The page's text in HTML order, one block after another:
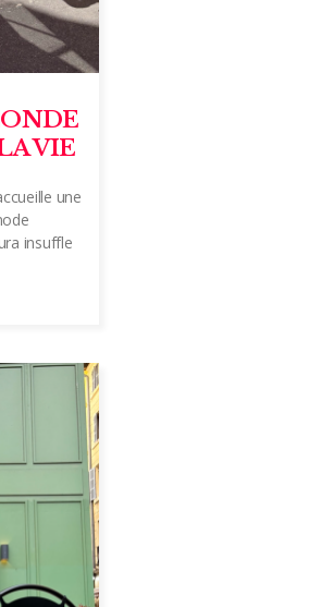
VIE
une
insuffle